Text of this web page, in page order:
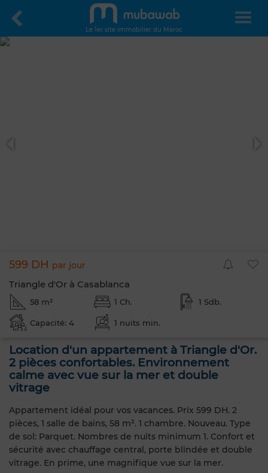
Le 1er site immobilier du Maroc
599 DH par jour
Triangle d'Or à Casablanca
58 m² 1 Ch. 1 Sdb.
Capacité: 4 1 nuits min.
Location d'un appartement à Triangle d'Or.
2 pièces confortables. Environnement
calme avec vue sur la mer et double
vitrage
Appartement idéal pour vos vacances. Prix 599 DH. 2
pièces, 1 salle de bains, 58 m². 1 chambre. Nouveau. Type
de sol: Parquet. Nombres de nuits minimum 1. Confort et
sécurité avec chauffage central, porte blindée et double
vitrage. En prime, une magnifique vue sur la mer.